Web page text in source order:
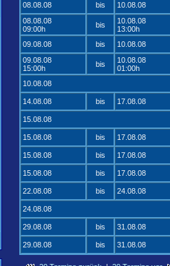
08.08.08 bis 10.08.08
08.08.08
09:00h
bis
10.08.08
13:00h
09.08.08 bis 10.08.08
09.08.08
15:00h
bis
10.08.08
01:00h
10.08.08
14.08.08 bis 17.08.08
15.08.08
15.08.08 bis 17.08.08
15.08.08 bis 17.08.08
15.08.08 bis 17.08.08
22.08.08 bis 24.08.08
24.08.08
29.08.08 bis 31.08.08
29.08.08 bis 31.08.08